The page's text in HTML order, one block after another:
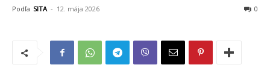
Podľa SITA - 12. mája 2026 0